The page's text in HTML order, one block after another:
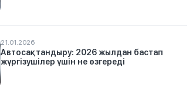
21.01.2026
Автосақтандыру: 2026 жылдан бастап
жүргізушілер үшін не өзгереді